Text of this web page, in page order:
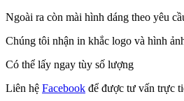
Ngoài ra còn mài hình dáng theo yêu
Chúng tôi nhận in khắc logo và hình
Có thể lấy ngay tùy số lượng
Liên hệ Facebook để được tư vấn trực